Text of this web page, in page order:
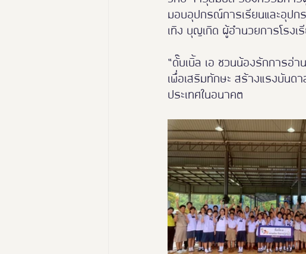
มอบอุปกรณ์การเรียนและอุปก
เทิง บุญเกิด ผู้อำนวยการโรง
“ดั๊บเบิ้ล เอ ชวนน้องรักการอ่า
เพื่อเสริมทักษะ สร้างแรงบันดา
ประเทศในอนาคต